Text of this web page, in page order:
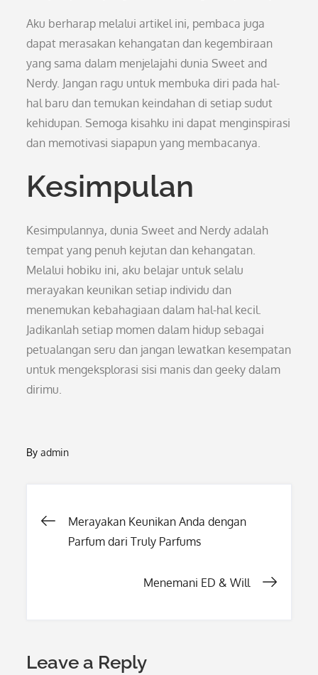
Aku berharap melalui artikel ini, pembaca juga
dapat merasakan kehangatan dan kegembiraan
yang sama dalam menjelajahi dunia Sweet and
Nerdy. Jangan ragu untuk membuka diri pada hal-
hal baru dan temukan keindahan di setiap sudut
kehidupan. Semoga kisahku ini dapat menginspirasi
dan memotivasi siapapun yang membacanya.
Kesimpulan
Kesimpulannya, dunia Sweet and Nerdy adalah
tempat yang penuh kejutan dan kehangatan.
Melalui hobiku ini, aku belajar untuk selalu
merayakan keunikan setiap individu dan
menemukan kebahagiaan dalam hal-hal kecil.
Jadikanlah setiap momen dalam hidup sebagai
petualangan seru dan jangan lewatkan kesempatan
untuk mengeksplorasi sisi manis dan geeky dalam
dirimu.
Byadmin
Post
Merayakan Keunikan Anda dengan
Parfum dari Truly Parfums
Menemani ED & Will
Leave a Reply